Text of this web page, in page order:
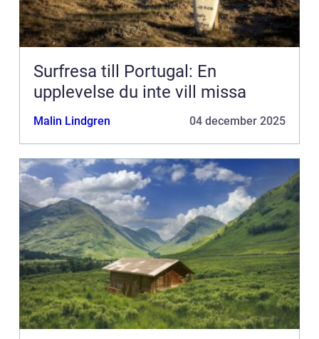
Surfresa till Portugal: En
upplevelse du inte vill missa
Malin Lindgren 04 december 2025